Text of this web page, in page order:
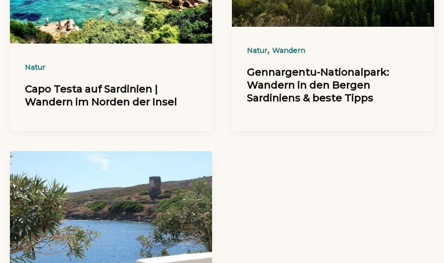
Natur
Capo Testa auf Sardinien |
Wandern im Norden der Insel
Natur, Wandern
Gennargentu-Nationalpark:
Wandern in den Bergen
Sardiniens & beste Tipps